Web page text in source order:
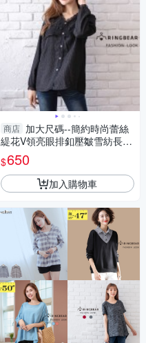
商店 加大尺碼--簡約時尚蕾絲
緹花V領亮眼排釦壓皺雪紡長袖
上衣(黑L-2L)-X591眼圈熊中大
尺碼
$650
加入購物車